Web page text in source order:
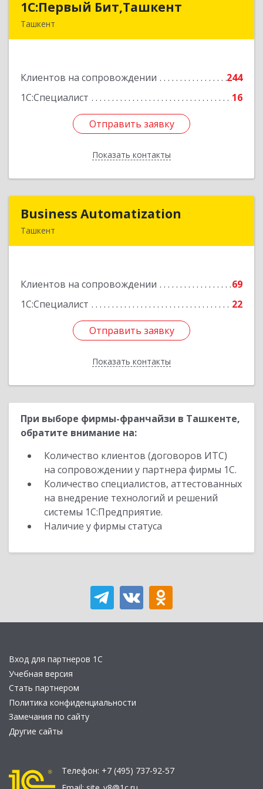
1C:Первый Бит,Ташкент
Ташкент
Клиентов на сопровождении
244
1С:Специалист
16
Отправить заявку
Показать контакты
1C:Первый Бит,Ташкент
Подробнее
Отправить заявку
Назад
Business Automatization
Ташкент
Клиентов на сопровождении
69
1С:Специалист
22
Отправить заявку
Показать контакты
Business Automatization
Подробнее
Отправить заявку
Назад
При выборе фирмы-франчайзи в Ташкенте,
обратите внимание на:
Количество клиентов (договоров ИТС)
на сопровождении у партнера фирмы 1С.
Количество специалистов, аттестованных
на внедрение технологий и решений
системы 1С:Предприятие.
Наличие у фирмы статуса
Вход для партнеров 1С
Учебная версия
Стать партнером
Политика конфиденциальности
Замечания по сайту
Другие сайты
Телефон: +7 (495) 737-92-57